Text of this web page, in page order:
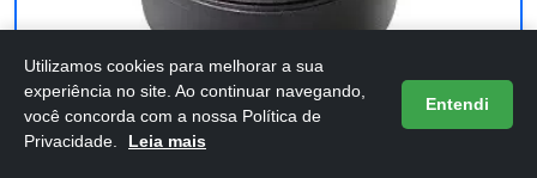
Utilizamos cookies para melhorar a sua
experiência no site. Ao continuar navegando,
você concorda com a nossa Política de
Privacidade.
Leia mais
Entendi